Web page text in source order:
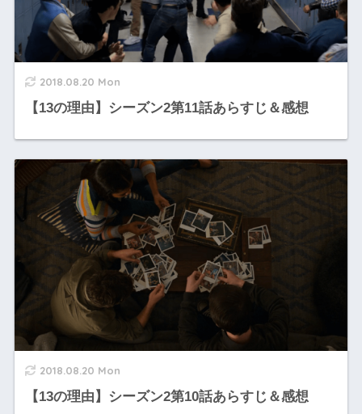
2018.08.20 Mon
【13の理由】シーズン2第11話あらすじ＆感想
2018.08.20 Mon
【13の理由】シーズン2第10話あらすじ＆感想